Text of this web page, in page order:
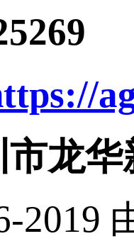
龙华
2019